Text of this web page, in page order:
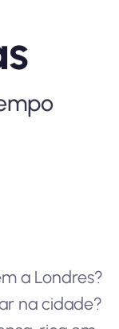
a Londres?
na cidade?